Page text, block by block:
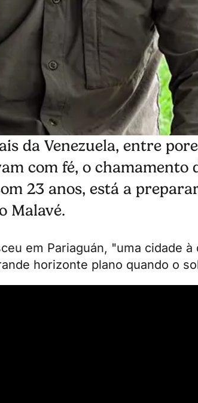
da Venezuela, entre
com fé, o chamamento
23 anos, está a
Malavé.
em Pariaguán, "uma cidade à
horizonte plano quando o